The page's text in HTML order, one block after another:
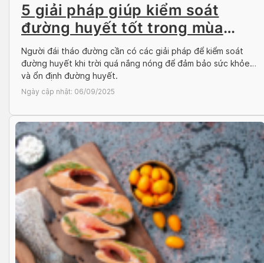
5 giải pháp giúp kiểm soát
đường huyết tốt trong mùa
nắng nóng
Người đái tháo đường cần có các giải pháp để kiểm soát
đường huyết khi trời quá nắng nóng để đảm bảo sức khỏe
và ổn định đường huyết.
Ngày cập nhật: 06/09/2025